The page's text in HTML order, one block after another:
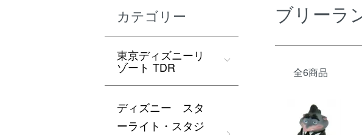
ブリーラ
全6商品
カテゴリー
東京ディズニーリ
ゾート TDR
ディズニー スタ
ーライト・スタジ